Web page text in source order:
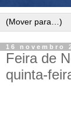
16 novembro
Feira de
quinta-